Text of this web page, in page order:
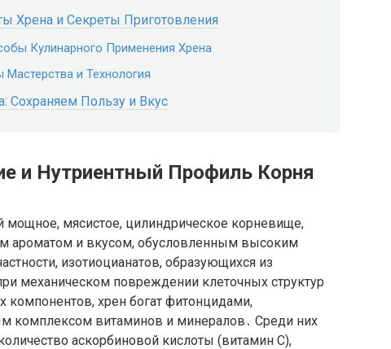
Хрена и Секреты Приготовления
Кулинарного Применения Хрена
и Технология
Сохраняем Пользу и Вкус
и Нутриентный Профиль Корня
мощное, мясистое, цилиндрическое корневище,
ароматом и вкусом, обусловленным высоким
изотиоцианатов, образующихся из
механическом повреждении клеточных структур
хрен богат фитонцидами,
комплексом витаминов и минералов․ Среди них
аскорбиновой кислоты (витамин C),